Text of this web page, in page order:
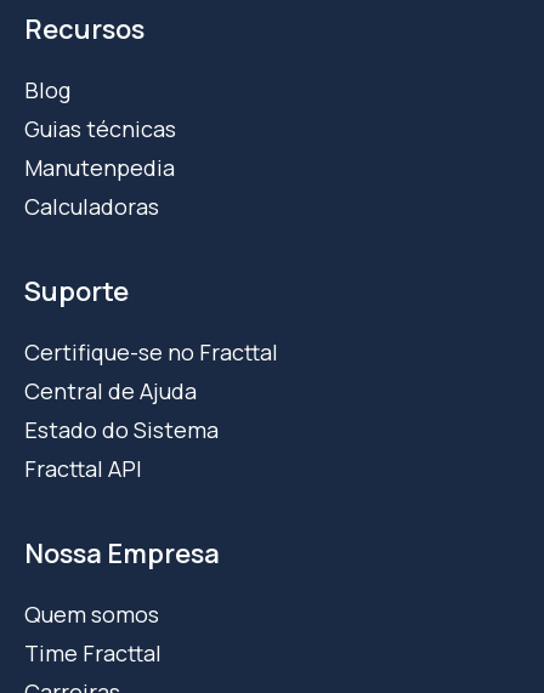
Recursos
Blog
Guias técnicas
Manutenpedia
Calculadoras
Suporte
Certifique-se no Fracttal
Central de Ajuda
Estado do Sistema
Fracttal API
Nossa Empresa
Quem somos
Time Fracttal